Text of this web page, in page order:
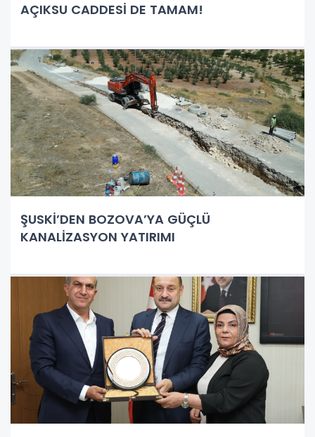
AÇIKSU CADDESİ DE TAMAM!
ŞUSKİ’DEN BOZOVA’YA GÜÇLÜ
KANALİZASYON YATIRIMI